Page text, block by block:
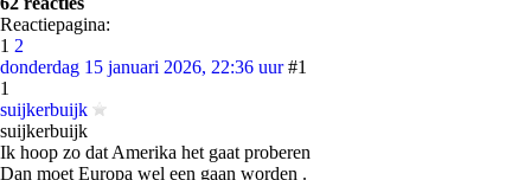
Reactiepagina:
1 2
donderdag 15 januari 2026, 22:36 uur #1
1
suijkerbuijk
suijkerbuijk
Ik hoop zo dat Amerika het gaat proberen
Dan moet Europa wel een gaan worden .